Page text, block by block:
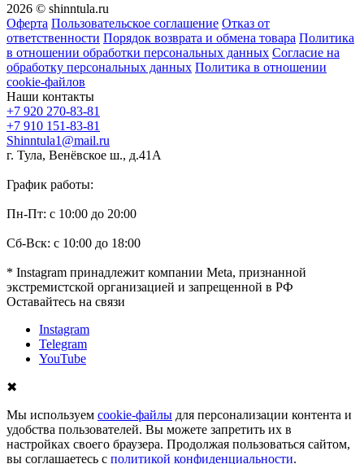
2026 © shinntula.ru
Оферта Пользовательское соглашение Отказ от
ответственности Порядок возврата и обмена товара Политика
в отношении обработки персональных данных Согласие на
обработку персональных данных Политика в отношении
cookie-файлов
Наши контакты
+7 920 270-83-81
+7 910 151-83-81
Shinntula1@mail.ru
г. Тула, Венёвское ш., д.41А
График работы:
Пн-Пт: с 10:00 до 20:00
Сб-Вск: с 10:00 до 18:00
* Instagram принадлежит компании Meta, признанной
экстремистской организацией и запрещенной в РФ
Оставайтесь на связи
Instagram
Telegram
YouTube
✖
Мы используем cookie-файлы для персонализации контента и
удобства пользователей. Вы можете запретить их в
настройках своего браузера. Продолжая пользоваться сайтом,
вы соглашаетесь с политикой конфиденциальности.